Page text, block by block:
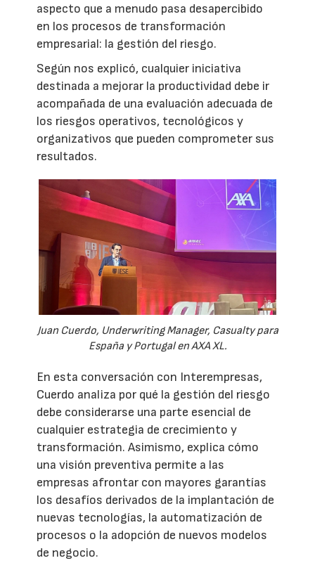
aspecto que a menudo pasa desapercibido
en los procesos de transformación
empresarial: la gestión del riesgo.
Según nos explicó, cualquier iniciativa
destinada a mejorar la productividad debe ir
acompañada de una evaluación adecuada de
los riesgos operativos, tecnológicos y
organizativos que pueden comprometer sus
resultados.
Juan Cuerdo, Underwriting Manager, Casualty para
España y Portugal en AXA XL.
En esta conversación con Interempresas,
Cuerdo analiza por qué la gestión del riesgo
debe considerarse una parte esencial de
cualquier estrategia de crecimiento y
transformación. Asimismo, explica cómo
una visión preventiva permite a las
empresas afrontar con mayores garantías
los desafíos derivados de la implantación de
nuevas tecnologías, la automatización de
procesos o la adopción de nuevos modelos
de negocio.